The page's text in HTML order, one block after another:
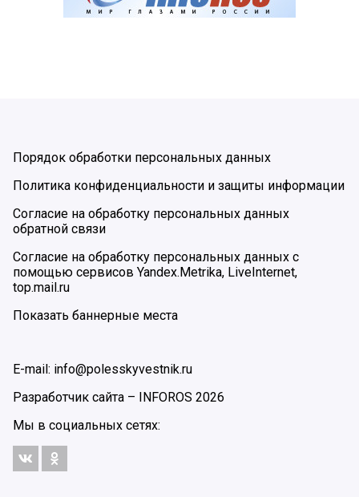
Порядок обработки персональных данных
Политика конфиденциальности и защиты информации
Согласие на обработку персональных данных
обратной связи
Согласие на обработку персональных данных с
помощью сервисов Yandex.Metrika, LiveInternet,
top.mail.ru
Показать баннерные места
E-mail: info@polesskyvestnik.ru
Разработчик сайта – INFOROS 2026
Мы в социальных сетях: